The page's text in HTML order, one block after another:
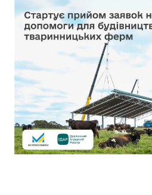
Публічна
Прозорість